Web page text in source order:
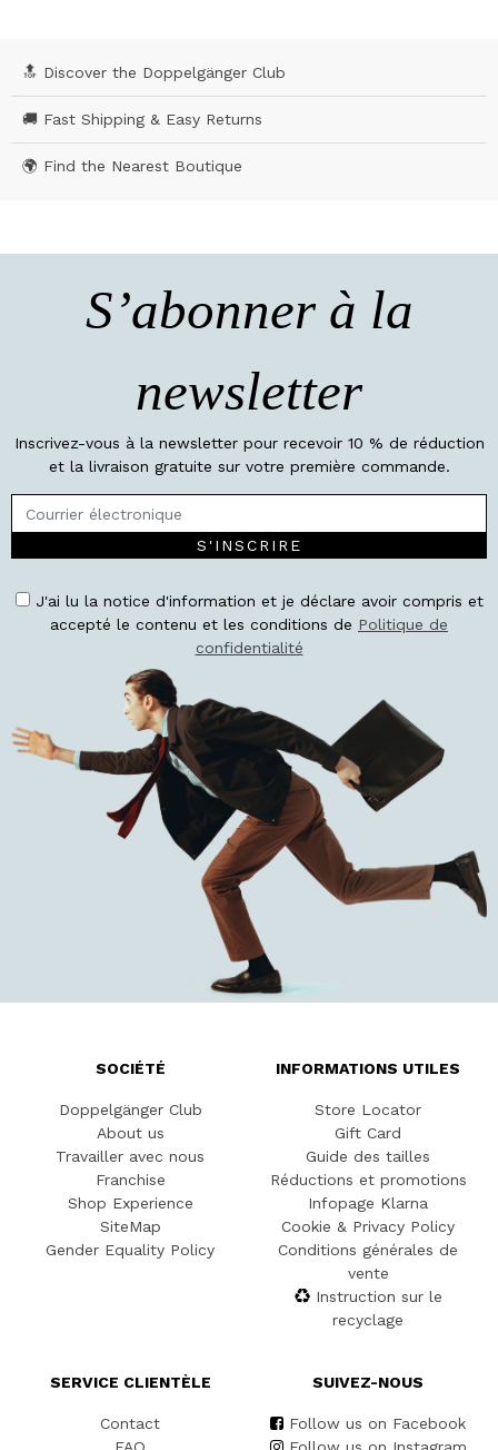
🔝 Discover the Doppelgänger Club
🚚 Fast Shipping & Easy Returns
🌍 Find the Nearest Boutique
S’abonner à la
newsletter
Inscrivez-vous à la newsletter pour recevoir 10 % de réduction
et la livraison gratuite sur votre première commande.
S'INSCRIRE
J'ai lu la notice d'information et je déclare avoir compris et
accepté le contenu et les conditions de Politique de
confidentialité
SOCIÉTÉ
Doppelgänger Club
About us
Travailler avec nous
Franchise
Shop Experience
SiteMap
Gender Equality Policy
INFORMATIONS UTILES
Store Locator
Gift Card
Guide des tailles
Réductions et promotions
Infopage Klarna
Cookie & Privacy Policy
Conditions générales de
vente
Instruction sur le
recyclage
SERVICE CLIENTÈLE
Contact
SUIVEZ-NOUS
Follow us on Facebook